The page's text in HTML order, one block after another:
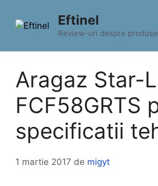
conținut
Eftinel
Review-uri despre produse
Aragaz Star-
FCF58GRTS
specificatii
1 martie 2017 de migyt